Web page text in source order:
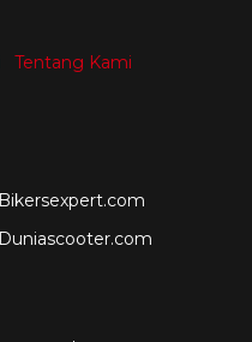
Tentang Kami
Bikersexpert.com
Duniascooter.com